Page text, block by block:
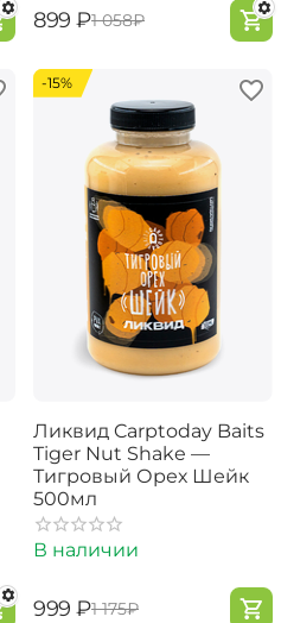
‍899‍ ₽‍1 058‍₽
-15%
Ликвид Carptoday Baits
Tiger Nut Shake —
Тигровый Орех Шейк
500мл
В наличии
‍999‍ ₽‍1 175‍₽